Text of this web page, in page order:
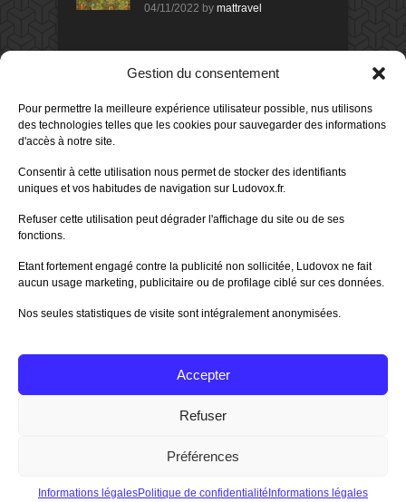
Gestion du consentement
Pour permettre la meilleure expérience utilisateur possible, nus utilisons
des technologies telles que les cookies pour sauvegarder des informations
d'accès à notre site.
Consentir à cette utilisation nous permet de stocker des identifiants
uniques et vos habitudes de navigation sur Ludovox.fr.
Refuser cette utilisation peut dégrader l'affichage du site ou de ses
fonctions.
Etant fortement engagé contre la publicité non sollicitée, Ludovox ne fait
aucun usage marketing, publicitaire ou de profilage ciblé sur ces données.
Nos seules statistiques de visite sont intégralement anonymisées.
Accepter
Refuser
Préférences
Informations légalesPolitique de confidentialité Informations légales
04/11/2022 by mattravel
DERNIERS AVIS DES MEMBRES
Avis de
Sur le jeu Collect!
il y a 1 jour
Avis demorlockbob
Sur le jeu Detective Box - Ciao
Publié leil y a 2 jours
80%
Sur le jeu Detective Box - Ciao
Bella
Nos Partenaires| Fat Media © 2013 All
Politique de confidentialité | CGU App Ludovox